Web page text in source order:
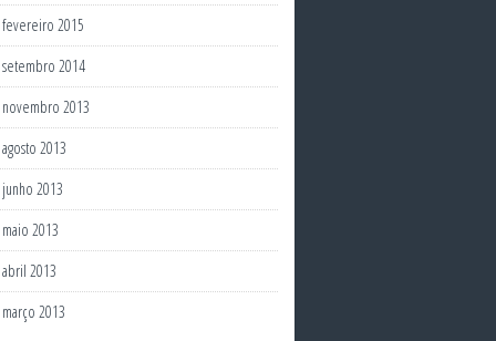
fevereiro 2015
setembro 2014
novembro 2013
agosto 2013
junho 2013
maio 2013
abril 2013
março 2013